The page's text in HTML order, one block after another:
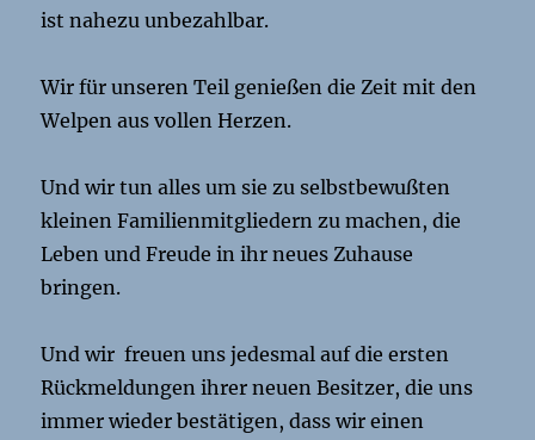
ist nahezu unbezahlbar.
Wir für unseren Teil genießen die Zeit mit den
Welpen aus vollen Herzen.
Und wir tun alles um sie zu selbstbewußten
kleinen Familienmitgliedern zu machen, die
Leben und Freude in ihr neues Zuhause
bringen.
Und wir freuen uns jedesmal auf die ersten
Rückmeldungen ihrer neuen Besitzer, die uns
immer wieder bestätigen, dass wir einen